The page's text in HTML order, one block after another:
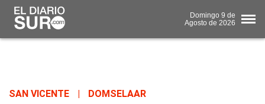
Domingo 9 de
Agosto de 2026
SAN VICENTE DOMSELAAR